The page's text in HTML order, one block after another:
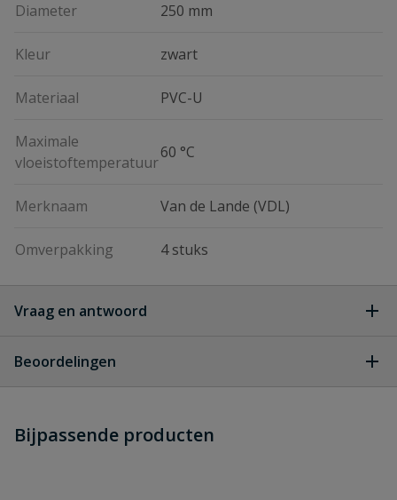
Diameter 250 mm
Kleur zwart
Materiaal PVC-U
Maximale
vloeistoftemperatuur
60 °C
Merknaam Van de Lande (VDL)
Omverpakking 4 stuks
Vraag en antwoord
dit product?
Beoordelingen
Schrijf zelf een beoordeling
Bijpassende producten